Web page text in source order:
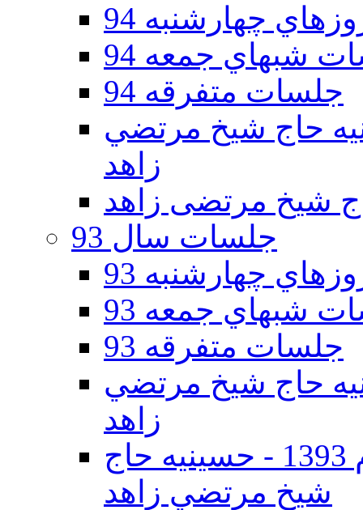
چهارشنبه 94
شبهاي جمعه 94
جلسات متفرقه 94
دوم 94 - حسينيه حاج شيخ مرتضي
زاهد
جلسات سال 93
چهارشنبه 93
شبهاي جمعه 93
جلسات متفرقه 93
دوم 93 - حسينيه حاج شيخ مرتضي
زاهد
جلسات دهه اول محرم الحرام 1393 - حسينيه حاج
شيخ مرتضي زاهد